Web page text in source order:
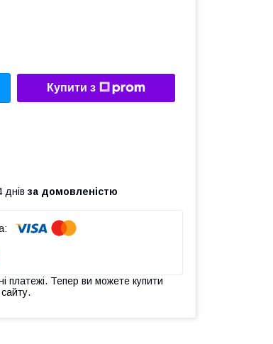
Купити з
днів за домовленістю
платежі. Тепер ви можете купити